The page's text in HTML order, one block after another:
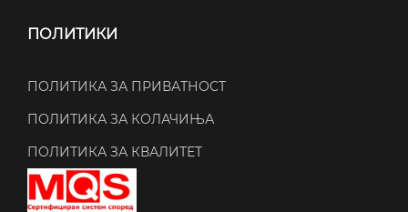
ПОЛИТИКИ
ПОЛИТИКА ЗА ПРИВАТНОСТ
ПОЛИТИКА ЗА КОЛАЧИЊА
ПОЛИТИКА ЗА КВАЛИТЕТ